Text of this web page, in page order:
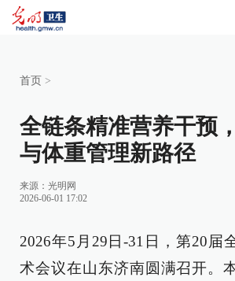
首页 >
全链条精准营养干预
与体重管理新路径
来源： 光明网
2026-06-01 17:02
2026年5月29日-31日，第20届
术会议在山东济南圆满召开。